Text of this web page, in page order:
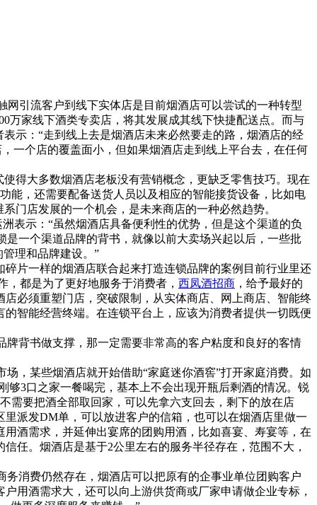
引流客户到线下实体店是目前烟酒店可以尝试的一种转型
万家线下酒类专卖店，将其发展成其线下快捷配送点。而与
示：“走到线上去是烟酒店未来必然要走的路，烟酒店的经
一个店的覆盖面小，但如果烟酒店走到线上平台去，在任何
得大多数烟酒店老板没有营销概念，更缺乏零售技巧。现在
能，还需要配备送货人员以及相应的智能接货设备，比如电
门店发展的一个机会，是未来商店的一种必然趋势。
示：“虽然烟酒店具备便利性的优势，但是这个渠道的负
一个渠道品牌的背书，就像以前大卖场兴起以后，一些批
理和品牌建设。”
片一样的烟酒店联合起来打造连锁品牌的案例目前行业里还
都是为了更好地服务于消费者， 西凤酒招商 ，给予最好的
必须重塑门店，突破限制，从实体商店、网上商店、智能终
智能经营终端。在连锁平台上，应该为消费者提供一切既便
背书做支撑，那一定需要非常高的客户粘度和良好的客情
，某些烟酒店就开始借助“家庭迷你酒窖”打开家庭消费。如
够3口之家一餐喝完，基本上不会出现开瓶后剩酒的情况。锐
需要把酒全部取回家，可以先拿六支回去，剩下的放在店
派发DM单，可以放进客户的信箱，也可以在烟酒店里做一
酒需求，并延伸出宴席的团购用酒，比如喜宴、寿宴等，在
任。烟酒店是基于2公里左右的服务半径存在，范围不大，
消费仍然存在，烟酒店可以把原有的企事业单位团购客户
用酒需求大，还可以向上游供货商或厂家申请做企业专标，